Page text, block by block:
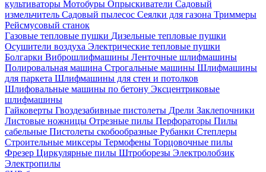
культиваторы Мотобуры Опрыскиватели Садовый
измельчитель Садовый пылесос Сеялки для газона Триммеры
Рейсмусовый станок
Газовые тепловые пушки Дизельные тепловые пушки
Осушители воздуха Электрические тепловые пушки
Болгарки Виброшлифмашины Ленточные шлифмашины
Полировальная машина Строгальные машины Шлифмашины
для паркета Шлифмашины для стен и потолков
Шлифовальные машины по бетону Эксцентриковые
шлифмашины
Гайковерты Гвоздезабивные пистолеты Дрели Заклепочники
Листовые ножницы Отрезные пилы Перфораторы Пилы
сабельные Пистолеты скобообразные Рубанки Степлеры
Строительные миксеры Термофены Торцовочные пилы
Фрезер Циркулярные пилы Штроборезы Электролобзик
Электропилы